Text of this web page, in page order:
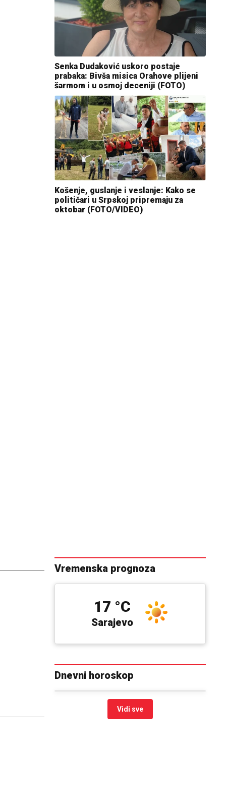
Senka Dudaković uskoro postaje
prabaka: Bivša misica Orahove plijeni
šarmom i u osmoj deceniji (FOTO)
Košenje, guslanje i veslanje: Kako se
političari u Srpskoj pripremaju za
oktobar (FOTO/VIDEO)
Vremenska prognoza
Sarajevo
17 °C
Dnevni horoskop
Vidi sve